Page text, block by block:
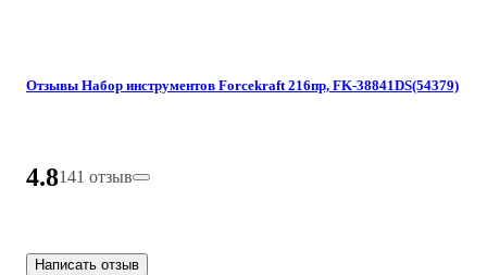
Отзывы Набор инструментов Forcekraft 216пр, FK-38841DS(54379)
4.8141 отзыв
Написать отзыв